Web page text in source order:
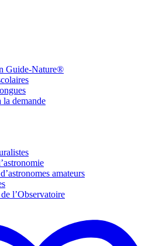
Guide-Nature®
la demande
amateurs
l’Observatoire